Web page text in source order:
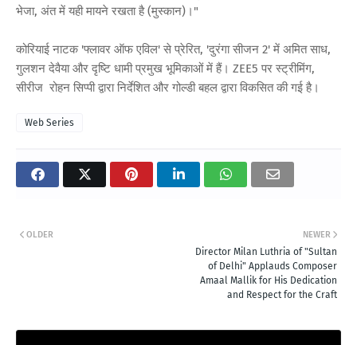
भेजा, अंत में यही मायने रखता है (मुस्कान)।"
कोरियाई नाटक 'फ्लावर ऑफ एविल' से प्रेरित, 'दुरंगा सीजन 2' में अमित साध,
गुलशन देवैया और दृष्टि धामी प्रमुख भूमिकाओं में हैं। ZEE5 पर स्ट्रीमिंग,
सीरीज रोहन सिप्पी द्वारा निर्देशित और गोल्डी बहल द्वारा विकसित की गई है।
Web Series
NEWER
Director Milan Luthria of "Sultan
of Delhi" Applauds Composer
Amaal Mallik for His Dedication
and Respect for the Craft
OLDER